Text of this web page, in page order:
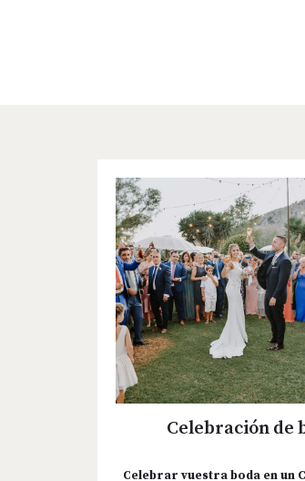
Celebración de
Celebrar vuestra boda en un